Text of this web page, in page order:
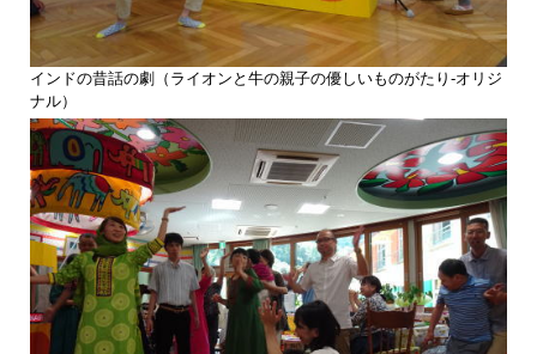
インドの昔話の劇（ライオンと牛の親子の優しいものがたり-オリジ
ナル）